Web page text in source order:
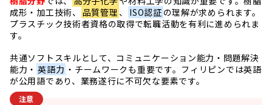
成形・加工技術、 品質管理 、 ISO認証 の理解が求められます。
プラスチック技術者資格の取得で転職活動を有利に進められま
す。
共通ソフトスキルとして、コミュニケーション能力・問題解決
能力・ 英語力 ・チームワークも重要です。フィリピンでは英語
が公用語であり、業務遂行に不可欠な要素です。
注意